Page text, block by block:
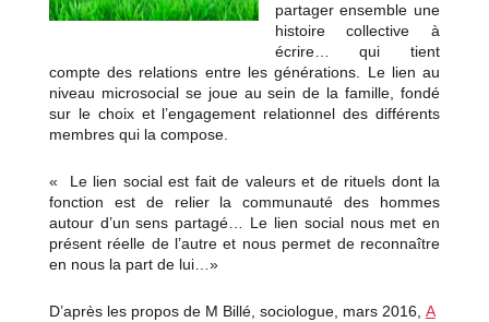
partager ensemble une
histoire collective à
écrire… qui tient
compte des relations entre les générations. Le lien au
niveau microsocial se joue au sein de la famille, fondé
sur le choix et l’engagement relationnel des différents
membres qui la compose.
« Le lien social est fait de valeurs et de rituels dont la
fonction est de relier la communauté des hommes
autour d’un sens partagé… Le lien social nous met en
présent réelle de l’autre et nous permet de reconnaître
en nous la part de lui…»
D’après les propos de M Billé, sociologue, mars 2016, A